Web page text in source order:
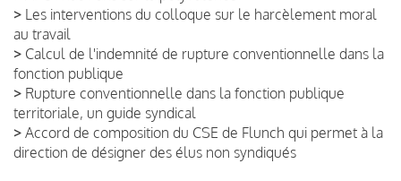
> Les interventions du colloque sur le harcèlement moral
au travail
> Calcul de l'indemnité de rupture conventionnelle dans la
fonction publique
> Rupture conventionnelle dans la fonction publique
territoriale, un guide syndical
> Accord de composition du CSE de Flunch qui permet à la
direction de désigner des élus non syndiqués